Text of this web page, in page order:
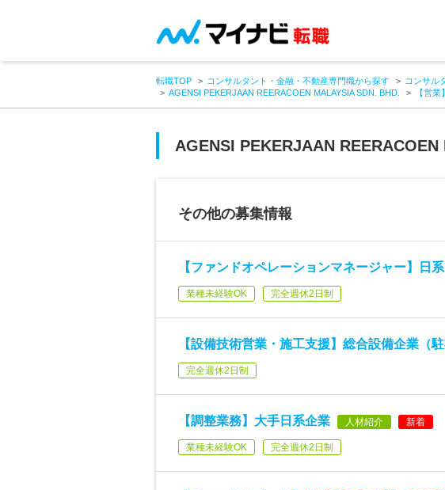
転職TOP コンサルタント・金融・不動産専門職から探す コンサル
AGENSI PEKERJAAN REERACOEN MALAYSIA SDN. BHD.
【営
AGENSI PEKERJAAN
その他の募集情報
【ファンドオペレーションマネージャー】日
業種未経験OK 完全週休2日制
【設備技術営業・施工支援】総合設備企業（駐
完全週休2日制
【調整業務】大手日系企業 人材紹介 新着
業種未経験OK 完全週休2日制